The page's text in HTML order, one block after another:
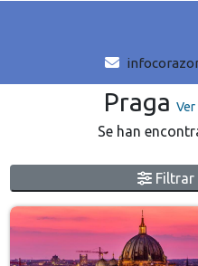
Praga
Se han
Filtrar